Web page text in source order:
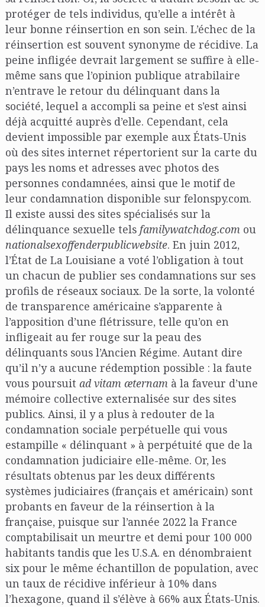
protéger de tels individus, qu’elle a intérêt à
leur bonne réinsertion en son sein. L’échec de la
réinsertion est souvent synonyme de récidive. La
peine infligée devrait largement se suffire à elle-
même sans que l’opinion publique atrabilaire
n’entrave le retour du délinquant dans la
société, lequel a accompli sa peine et s’est ainsi
déjà acquitté auprès d’elle. Cependant, cela
devient impossible par exemple aux États-Unis
où des sites internet répertorient sur la carte du
pays les noms et adresses avec photos des
personnes condamnées, ainsi que le motif de
leur condamnation disponible sur felonspy.com.
Il existe aussi des sites spécialisés sur la
délinquance sexuelle tels familywatchdog.comou
nationalsexoffenderpublicwebsite. En juin 2012,
l’État de La Louisiane a voté l’obligation à tout
un chacun de publier ses condamnations sur ses
profils de réseaux sociaux. De la sorte, la volonté
de transparence américaine s’apparente à
l’apposition d’une flétrissure, telle qu’on en
infligeait au fer rouge sur la peau des
délinquants sous l’Ancien Régime. Autant dire
qu’il n’y a aucune rédemption possible : la faute
vous poursuit ad vitam æternamà la faveur d’une
mémoire collective externalisée sur des sites
publics. Ainsi, il y a plus à redouter de la
condamnation sociale perpétuelle qui vous
estampille « délinquant » à perpétuité que de la
condamnation judiciaire elle-même. Or, les
résultats obtenus par les deux différents
systèmes judiciaires (français et américain) sont
probants en faveur de la réinsertion à la
française, puisque sur l’année 2022 la France
comptabilisait un meurtre et demi pour 100 000
habitants tandis que les U.S.A. en dénombraient
six pour le même échantillon de population, avec
un taux de récidive inférieur à 10% dans
l’hexagone, quand il s’élève à 66% aux États-Unis.